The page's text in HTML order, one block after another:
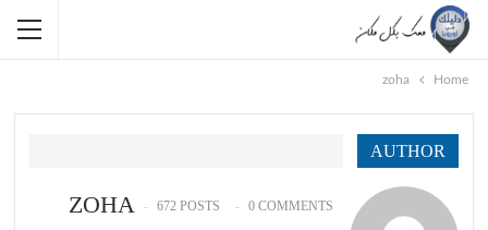
Home
zoha
AUTHOR
ZOHA 672 POSTS 0 COMMENTS